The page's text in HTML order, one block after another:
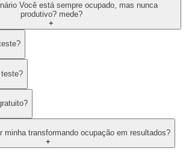
Você está sempre ocupado, mas nunca
produtivo? mede?
+
minha transformando ocupação em resultados?
+